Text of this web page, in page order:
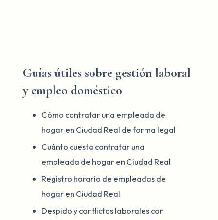
Guías útiles sobre gestión laboral
y empleo doméstico
Cómo contratar una empleada de
hogar en Ciudad Real de forma legal
Cuánto cuesta contratar una
empleada de hogar en Ciudad Real
Registro horario de empleadas de
hogar en Ciudad Real
Despido y conflictos laborales con